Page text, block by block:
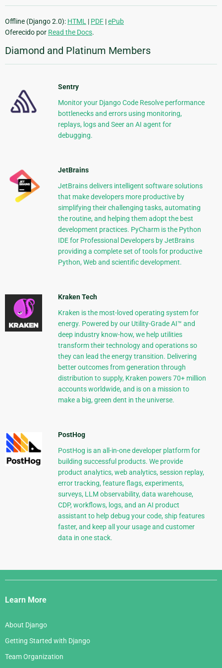
Offline (Django 2.0): HTML | PDF |ePub
Oferecido por Read the Docs.
Diamond and Platinum Members
Sentry
Monitor your Django Code Resolve performance
bottlenecks and errors using monitoring,
replays, logs and Seer an AI agent for
debugging.
JetBrains
JetBrains delivers intelligent software solutions
that make developers more productive by
simplifying their challenging tasks, automating
the routine, and helping them adopt the best
development practices. PyCharm is the Python
IDE for Professional Developers by JetBrains
providing a complete set of tools for productive
Python, Web and scientific development.
Kraken Tech
Kraken is the most-loved operating system for
energy. Powered by our Utility-Grade AI™ and
deep industry know-how, we help utilities
transform their technology and operations so
they can lead the energy transition. Delivering
better outcomes from generation through
distribution to supply, Kraken powers 70+ million
accounts worldwide, and is on a mission to
make a big, green dent in the universe.
PostHog
PostHog is an all-in-one developer platform for
building successful products. We provide
product analytics, web analytics, session replay,
error tracking, feature flags, experiments,
surveys, LLM observability, data warehouse,
CDP, workflows, logs, and an AI product
assistant to help debug your code, ship features
faster, and keep all your usage and customer
data in one stack.
Django
Links
Learn More
About Django
Getting Started with Django
Team Organization